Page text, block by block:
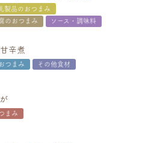
製品のおつまみ
のおつまみ
ソース・調味料
辛煮
つまみ その他食材
まみ